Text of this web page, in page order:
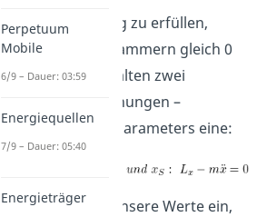
Um die Gleichung zu erfüllen,
müssen beide Klammern gleich 0
sein und wir erhalten zwei
Differenzialgleichungen –
bezüglich jedes Parameters eine:
Setzen wir nun unsere Werte ein,
Perpetuum
Mobile
6/9 – Dauer: 03:59
Energiequellen
7/9 – Dauer: 05:40
Energieträger